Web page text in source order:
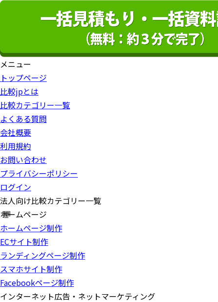
メニュー
トップページ
比較jpとは
比較カテゴリー一覧
よくある質問
会社概要
利用規約
お問い合わせ
プライバシーポリシー
ログイン
法人向け比較カテゴリー一覧
ホームページ
ホームページ制作
ECサイト制作
ランディングページ制作
スマホサイト制作
Facebookページ制作
インターネット広告・ネットマーケティング